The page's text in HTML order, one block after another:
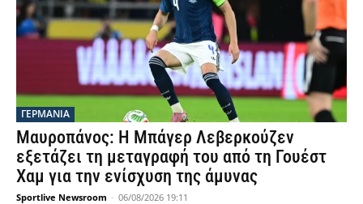
ΓΕΡΜΑΝΙΑ
Μαυροπάνος: Η Μπάγερ Λεβερκούζεν
εξετάζει τη μεταγραφή του από τη Γουέστ
Χαμ για την ενίσχυση της άμυνας
Sportlive Newsroom - 06/08/2026 19:11